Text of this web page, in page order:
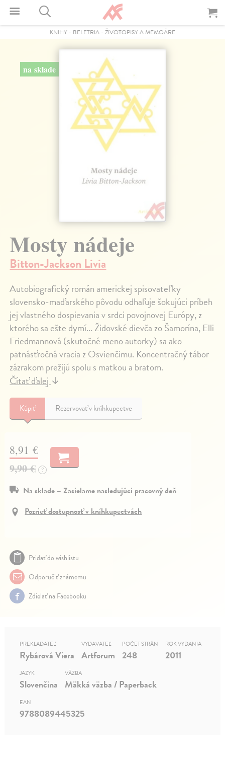
KNIHY - BELETRIA - ŽIVOTOPISY A MEMOÁRE
na sklade
Mosty nádeje
Bitton-Jackson Livia
Autobiografický román americkej spisovateľky
slovensko-maďarského pôvodu odhaľuje šokujúci príbeh
jej vlastného dospievania v srdci povojnovej Európy, z
ktorého sa ešte dymí... Židovské dievča zo Šamorína, Elli
Friedmannová (skutočné meno autorky) sa ako
pätnásťročná vracia z Osvienčimu. Koncentračný tábor
zázrakom prežijú spolu s matkou a bratom.
Čítať ďalej↓
Kúpiť Rezervovať v kníhkupectve
8,91 €
9,90 € ?
Na sklade – Zasielame nasledujúci pracovný deň
Pozrieť dostupnosť v kníhkupectvách
Pridať do wishlistu
Odporučiť známemu
Zdielať na Facebooku
PREKLADATEĽ
Rybárová Viera
VYDAVATEĽ
Artforum
POČET STRÁN
248
ROK VYDANIA
2011
JAZYK
Slovenčina
VÄZBA
Mäkká väzba / Paperback
EAN
9788089445325